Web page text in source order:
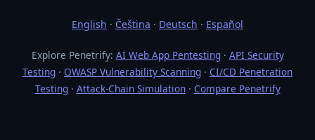
English · Čeština · Deutsch · Español
Explore Penetrify: AI Web App Pentesting· API Security
Testing · OWASP Vulnerability Scanning · CI/CD Penetration
Testing· Attack-Chain Simulation· Compare Penetrify